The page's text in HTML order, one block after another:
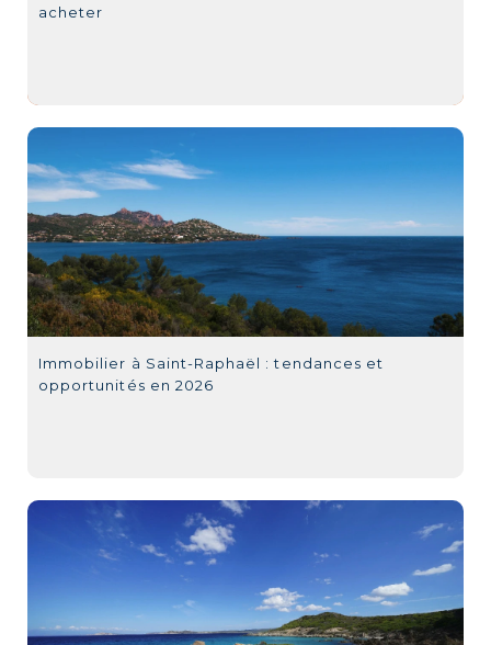
acheter
Immobilier à Saint-Raphaël : tendances et
opportunités en 2026